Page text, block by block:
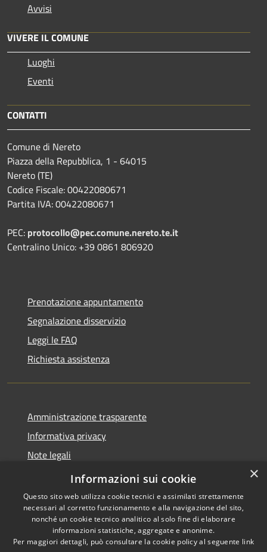
Avvisi
VIVERE IL COMUNE
Luoghi
Eventi
CONTATTI
Comune di Nereto
Piazza della Repubblica, 1 - 64015
Nereto (TE)
Codice Fiscale: 00422080671
Partita IVA: 00422080671
PEC: protocollo@pec.comune.nereto.te.it
Centralino Unico: +39 0861 806920
Prenotazione appuntamento
Segnalazione disservizio
Leggi le FAQ
Richiesta assistenza
Amministrazione trasparente
Informativa privacy
Note legali
Dichiarazione di accessibilità
Accessibilità
Copyright © 2026 • Comune di
Nereto • Powered by
×
Informazioni sui cookie
Questo sito web utilizza cookie tecnici e assimilati strettamente
necessari al corretto funzionamento e alla navigazione del sito,
nonché un cookie tecnico analitico al solo fine di elaborare
informazioni statistiche, aggregate e anonime.
Per maggiori dettagli, può consultare la cookie policy al seguente link